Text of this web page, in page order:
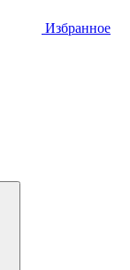
Избранное